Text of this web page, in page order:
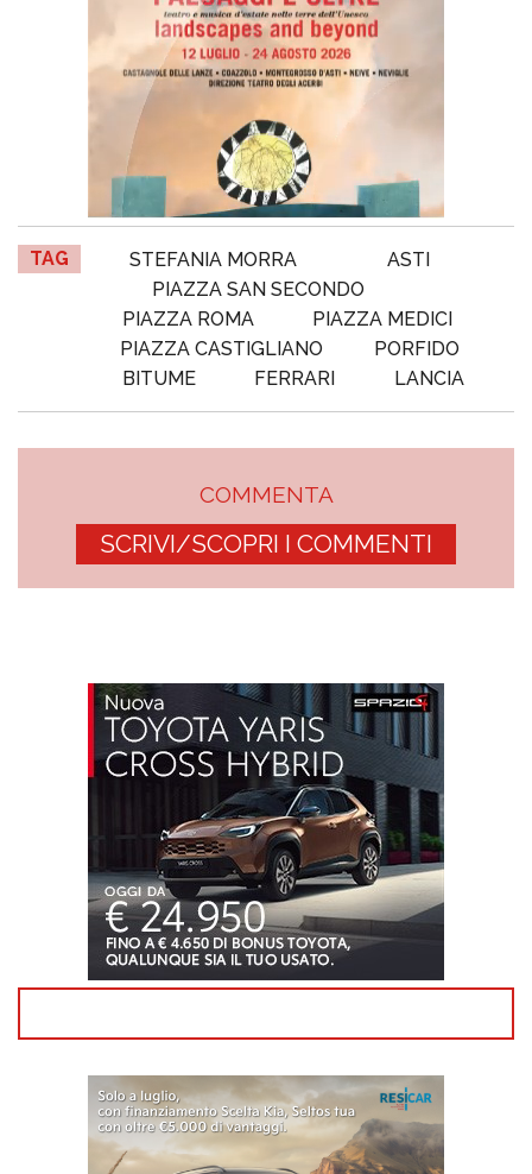
TAG STEFANIA MORRA
ASTI
PIAZZA SAN SECONDO
PIAZZA ROMA
PIAZZA MEDICI
PIAZZA CASTIGLIANO
PORFIDO
BITUME
FERRARI LANCIA
COMMENTA
SCRIVI/SCOPRI I COMMENTI